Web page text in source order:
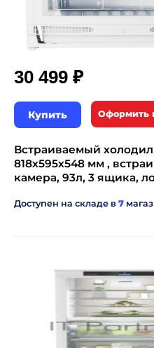
30 499 ₽
Купить Оформить
Встраиваемый
818х595х548 мм ,
камера, 93л, 3 ящика,
Доступен на складе в 7